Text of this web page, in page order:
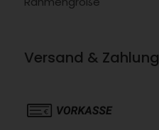
Versand & Zahlung